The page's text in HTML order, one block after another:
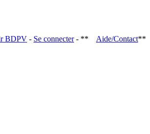
BDPV - Se connecter- ** Aide/Contact**